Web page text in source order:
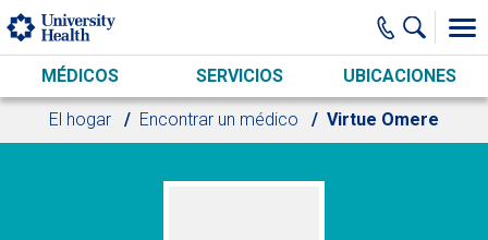
Skip to main content
MÉDICOS SERVICIOS UBICACIONES
El hogar Encontrar un médico Virtue Omere